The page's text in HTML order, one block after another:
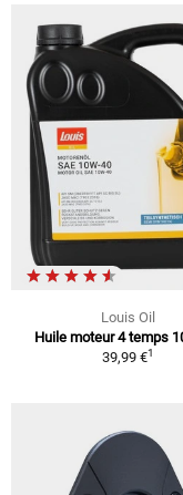
Louis Oil
Huile moteur 4 temps
39,99 €1